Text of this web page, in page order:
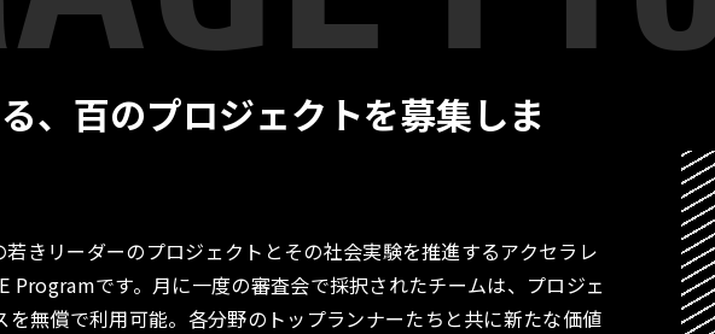
、百のプロジェクトを募集しま
きリーダーのプロジェクトとその社会実験を推進するアクセラレ
Programです。月に一度の審査会で採択されたチームは、プロジェ
を無償で利用可能。各分野のトップランナーたちと共に新たな価値